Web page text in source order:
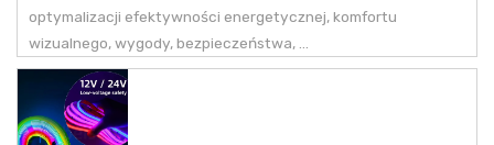
optymalizacji efektywności energetycznej, komfortu
wizualnego, wygody, bezpieczeństwa, ...